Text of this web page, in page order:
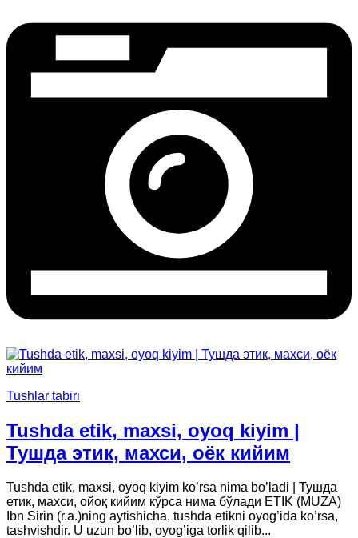
Tushlar tabiri
Tushda etik, maxsi, oyoq kiyim |
Тушда этик, махси, оёк кийим
Tushda etik, maxsi, oyoq kiyim ko’rsa nima bo’ladi | Тушда
етик, махси, ойоқ кийим кўрса нима бўлади ETIK (MUZA)
Ibn Sirin (r.a.)ning aytishicha, tushda etikni oyog’ida ko’rsa,
tashvishdir. U uzun bo’lib, oyog’iga torlik qilib...